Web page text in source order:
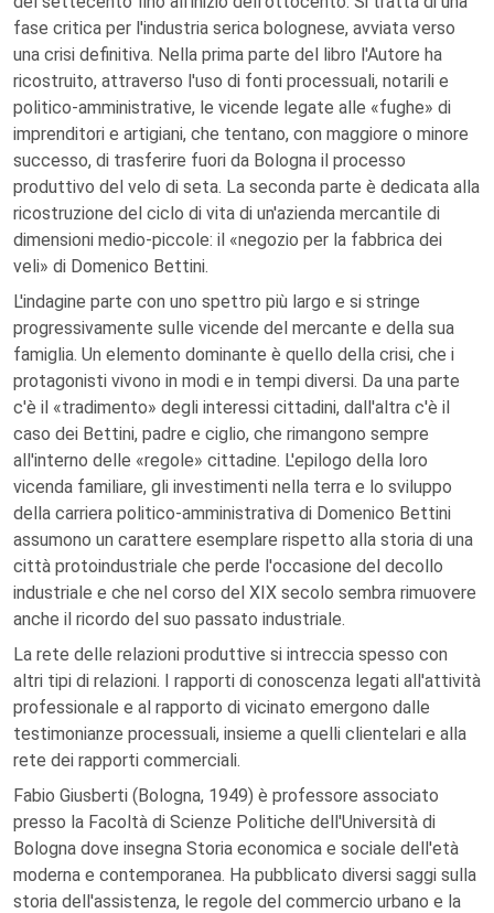
fase critica per l'industria serica bolognese, avviata verso
una crisi definitiva. Nella prima parte del libro l'Autore ha
ricostruito, attraverso l'uso di fonti processuali, notarili e
politico-amministrative, le vicende legate alle «fughe» di
imprenditori e artigiani, che tentano, con maggiore o minore
successo, di trasferire fuori da Bologna il processo
produttivo del velo di seta. La seconda parte è dedicata alla
ricostruzione del ciclo di vita di un'azienda mercantile di
dimensioni medio-piccole: il «negozio per la fabbrica dei
veli» di Domenico Bettini.
L'indagine parte con uno spettro più largo e si stringe
progressivamente sulle vicende del mercante e della sua
famiglia. Un elemento dominante è quello della crisi, che i
protagonisti vivono in modi e in tempi diversi. Da una parte
c'è il «tradimento» degli interessi cittadini, dall'altra c'è il
caso dei Bettini, padre e ciglio, che rimangono sempre
all'interno delle «regole» cittadine. L'epilogo della loro
vicenda familiare, gli investimenti nella terra e lo sviluppo
della carriera politico-amministrativa di Domenico Bettini
assumono un carattere esemplare rispetto alla storia di una
città protoindustriale che perde l'occasione del decollo
industriale e che nel corso del XIX secolo sembra rimuovere
anche il ricordo del suo passato industriale.
La rete delle relazioni produttive si intreccia spesso con
altri tipi di relazioni. I rapporti di conoscenza legati all'attività
professionale e al rapporto di vicinato emergono dalle
testimonianze processuali, insieme a quelli clientelari e alla
rete dei rapporti commerciali.
Fabio Giusberti (Bologna, 1949) è professore associato
presso la Facoltà di Scienze Politiche dell'Università di
Bologna dove insegna Storia economica e sociale dell'età
moderna e contemporanea. Ha pubblicato diversi saggi sulla
storia dell'assistenza, le regole del commercio urbano e la